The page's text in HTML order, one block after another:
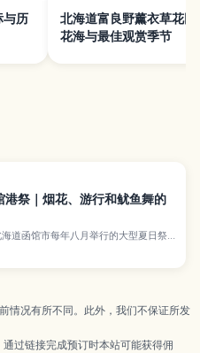
与历
北海道富良野薰衣草花田
花海与最佳观赏季节
港祭｜烟花、游行和鱿鱼舞的
道函馆市每年八月举行的大型夏日祭
道新花火大会、Wasshoi Hakodate游
的鱿鱼舞，以及摊位美食、最佳观赏位
情况有所不同。此外，我们不保证所发
过链接完成预订时本站可能获得佣